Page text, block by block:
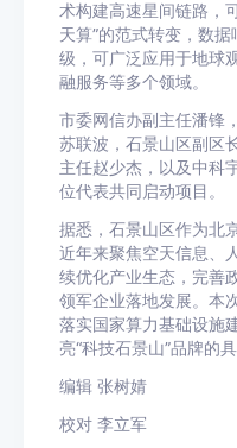
术构建高速星间链路，
天算”的范式转变，数
级，可广泛应用于地球
融服务等多个领域。
市委网信办副主任潘锋
苏联波，石景山区副区
主任赵少杰，以及中科
位代表共同启动项目。
据悉，石景山区作为北
近年来聚焦空天信息、
续优化产业生态，完善
领军企业落地发展。本
落实国家算力基础设施
亮“科技石景山”品牌的具
编辑 张树婧
校对 李立军